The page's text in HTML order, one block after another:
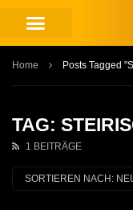
Home Posts Tagged
TAG:
1 BEITRÄGE
SORTIEREN NACH: